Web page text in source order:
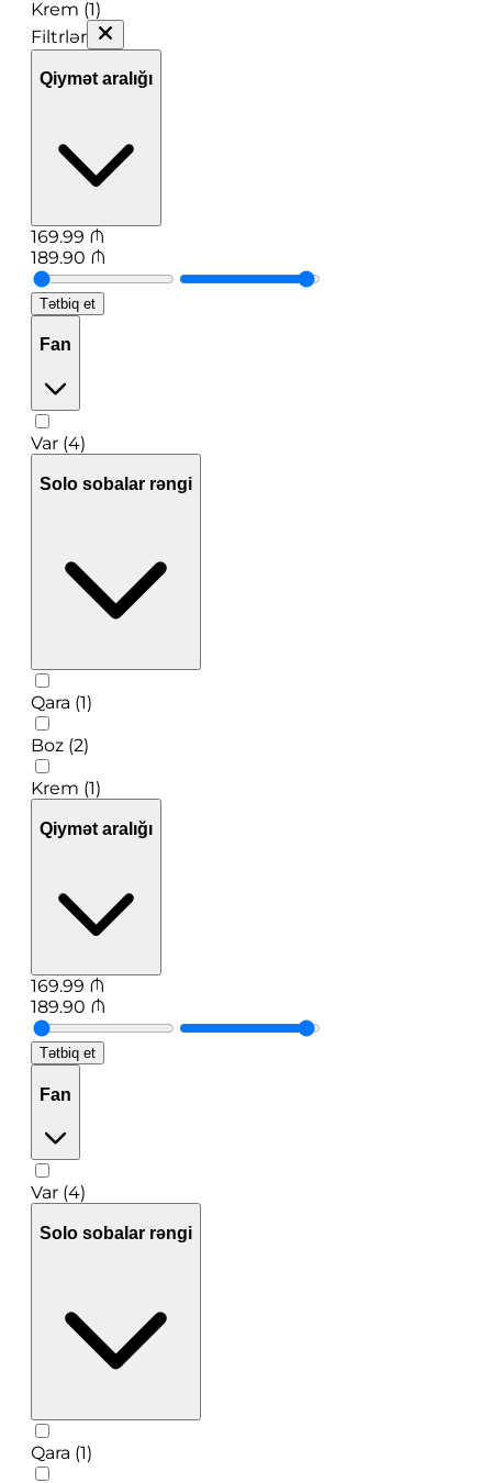
Krem (1)
Filtrlər
Qiymət aralığı
169.99 ₼
189.90 ₼
Tətbiq et
Fan
Var (4)
Solo sobalar rəngi
Qara (1)
Boz (2)
Krem (1)
Qiymət aralığı
169.99 ₼
189.90 ₼
Tətbiq et
Fan
Var (4)
Solo sobalar rəngi
Qara (1)